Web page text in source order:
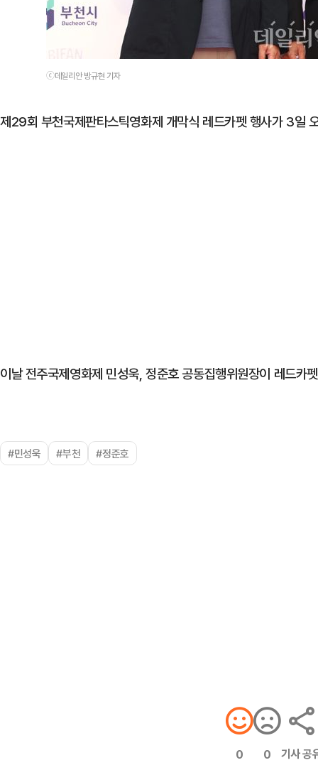
ⓒ데일리안 방규현 기자
제29회 부천국제판타스틱영화제 개막식 레드카펫 행사가 3일
이날 전주국제영화제 민성욱, 정준호 공동집행위원장이 레드카
#민성욱 #부천 #정준호
0 0 기사 공